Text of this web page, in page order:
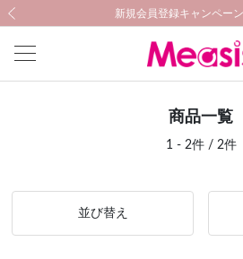
新規会員登録キャンペー
医療機器に関する注
新規会員登録キャンペー
医療機器に関する注
商品一覧
1 - 2件 / 2件
並び替え